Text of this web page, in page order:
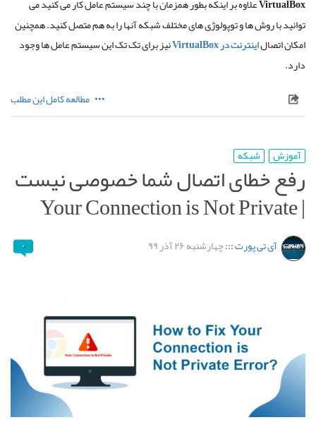
VirtualBox
توانید با روش ها و توپولوژی های مختلف شبکه آنها را به هم متصل کنید.همچنین
امکان اتصالاینترنتدر
نیز برای تک تک این سیستم عامل ها وجود
دارد.
مطالعه کامل این مطلب
آموزش شبکه
رفع خطای اتصال شما خصوصی نیست
| Your Connection is Not Private
آی تی پورت:::چهارشنبه ۲۶ آذر ۹۹ ۰